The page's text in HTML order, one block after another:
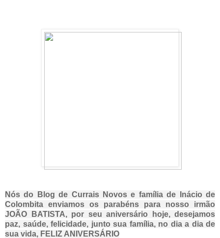
Nós do Blog de Currais Novos e família de Inácio de
Colombita enviamos os parabéns para nosso irmão
JOÃO BATISTA, por seu aniversário hoje, desejamos
paz, saúde, felicidade, junto sua família, no dia a dia de
sua vida, FELIZ ANIVERSÁRIO